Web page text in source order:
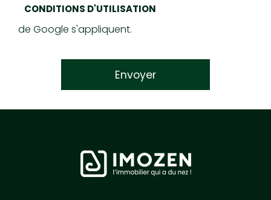
CONDITIONS D'UTILISATION
de Google s'appliquent.